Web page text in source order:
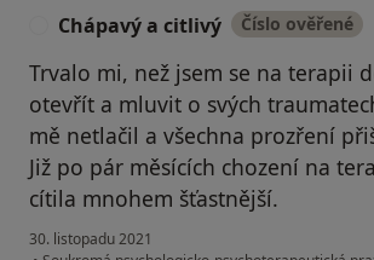
Kurz technik imaginací (IPIPAP
Chápavý a citlivý Číslo ověřené
Trvalo mi, než jsem se na terapii
otevřít a mluvit o svých
mě netlačil a všechna prozření
Již po pár měsících chození na
cítila mnohem šťastnější.
30. listopadu 2021